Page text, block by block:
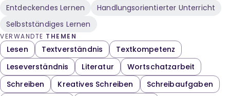
Entdeckendes Lernen
Handlungsorientierter Unterricht
Selbstständiges Lernen
VERWANDTE THEMEN
Lesen Textverständnis
Textkompetenz
Leseverständnis
Literatur
Wortschatzarbeit
Schreiben
Kreatives Schreiben
Schreibaufgaben